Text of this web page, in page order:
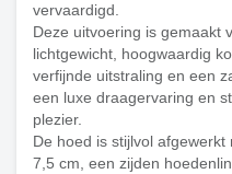
vervaardigd.
Deze uitvoering is gemaakt
lichtgewicht, hoogwaardig
verfijnde uitstraling en een
een luxe draagervaring en
plezier.
De hoed is stijlvol
7,5 cm, een zijden